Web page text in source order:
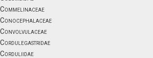
Commelinaceae
Conocephalaceae
Convolvulaceae
Cordulegastridae
Corduliidae